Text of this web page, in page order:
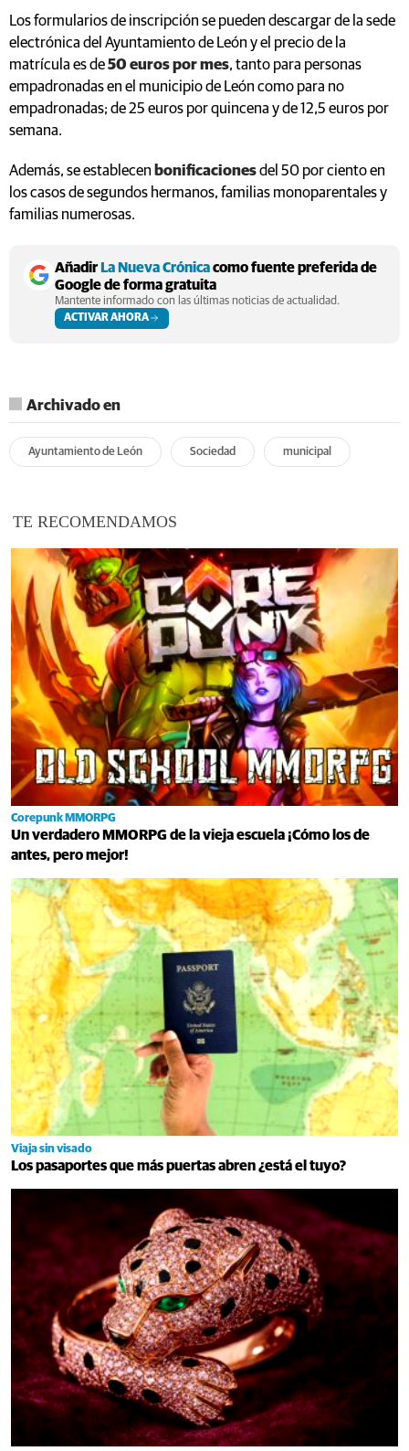
Los formularios de inscripción se pueden descargar de la sede
electrónica del Ayuntamiento de León y el precio de la
matrícula es de50 euros por mes, tanto para personas
empadronadas en el municipio de León como para no
empadronadas; de 25 euros por quincena y de 12,5 euros por
semana.
Además, se establecen bonificacionesdel 50 por ciento en
los casos de segundos hermanos, familias monoparentales y
familias numerosas.
AñadirLa Nueva Crónicacomo fuente preferida de
Google de forma gratuita
Mantente informado con las últimas noticias de actualidad.
ACTIVAR AHORA
Archivado en
Ayuntamiento de León Sociedad municipal
TE RECOMENDAMOS
Corepunk MMORPG
Un verdadero MMORPG de la vieja escuela ¡Cómo los de
antes, pero mejor!
Viaja sin visado
Los pasaportes que más puertas abren ¿está el tuyo?